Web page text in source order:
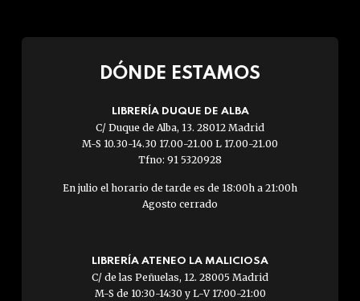
DÓNDE ESTAMOS
LIBRERÍA DUQUE DE ALBA
C/ Duque de Alba, 13. 28012 Madrid
M-S 10.30-14.30 17.00-21.00 L 17.00-21.00
Tfno: 91 5320928
En julio el horario de tarde es de 18:00h a 21:00h
Agosto cerrado
LIBRERÍA ATENEO LA MALICIOSA
C/ de las Peñuelas, 12. 28005 Madrid
M-S de 10:30-14:30 y L-V 17:00-21:00